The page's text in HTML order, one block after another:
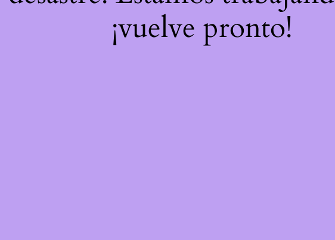
¡vuelve pronto!